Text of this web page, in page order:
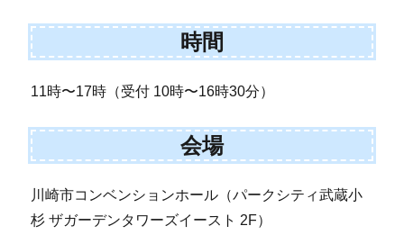
時間
11時〜17時（受付 10時〜16時30分）
会場
川崎市コンベンションホール（パークシティ武蔵小
杉 ザガーデンタワーズイースト 2F）